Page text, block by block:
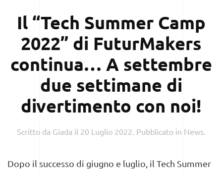
Il “Tech Summer Camp
2022” di FuturMakers
continua… A settembre
due settimane di
divertimento con noi!
Scritto da Giada il 20 Luglio 2022 . Pubblicato in News.
Dopo il successo di giugno e luglio, il Tech Summer